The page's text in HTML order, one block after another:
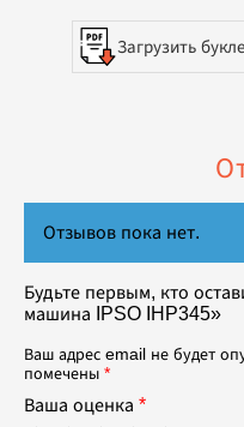
Загрузить
Отзывов пока нет.
Будьте первым, кто
машина IPSO IHP345»
Ваш адрес email не будет
помечены *
Ваша оценка *